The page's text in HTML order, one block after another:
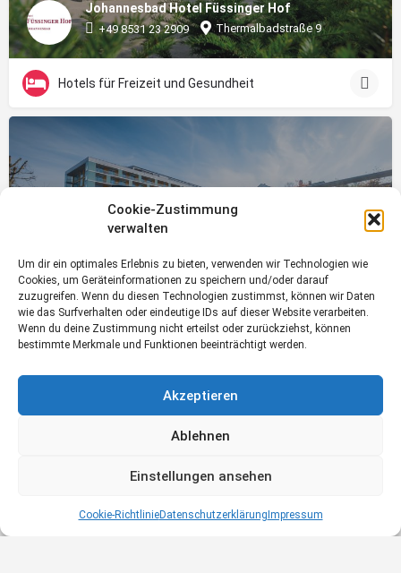
Cookie-Zustimmung
verwalten
Um dir ein optimales Erlebnis zu bieten, verwenden wir Technologien wie
Cookies, um Geräteinformationen zu speichern und/oder darauf
zuzugreifen. Wenn du diesen Technologien zustimmst, können wir Daten
wie das Surfverhalten oder eindeutige IDs auf dieser Website verarbeiten.
Wenn du deine Zustimmung nicht erteilst oder zurückziehst, können
bestimmte Merkmale und Funktionen beeinträchtigt werden.
Akzeptieren
Ablehnen
Einstellungen ansehen
Cookie-RichtlinieDatenschutzerklärung Impressum
Johannesbad Hotel Füssinger Hof
+49 8531 23 2909 Thermalbadstraße 9
Hotels für Freizeit und Gesundheit
07263 / 7515-66 Lebensquellplatz 1
Hotels für Freizeit und Gesundheit